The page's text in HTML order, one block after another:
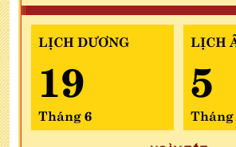
LỊCH DƯƠNG
19
Tháng 6
LỊCH
5
Tháng